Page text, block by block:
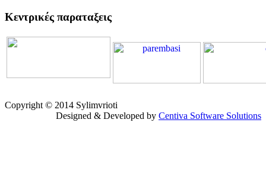
Κεντρικές παραταξεις
Copyright © 2014 Sylimvrioti
Designed & Developed by Centiva Software Solutions